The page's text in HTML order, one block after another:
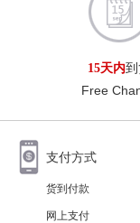
15天内
Free
支付方式
货到付款
网上支付